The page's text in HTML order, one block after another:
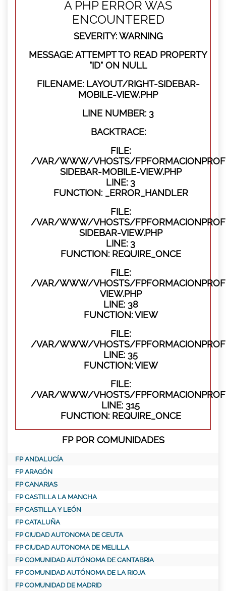
A PHP ERROR WAS
ENCOUNTERED
SEVERITY: WARNING
MESSAGE: ATTEMPT TO READ PROPERTY
"ID" ON NULL
FILENAME: LAYOUT/RIGHT-SIDEBAR-
MOBILE-VIEW.PHP
LINE NUMBER: 3
BACKTRACE:
FILE:
/VAR/WWW/VHOSTS/
SIDEBAR-MOBILE-VIEW.PHP
LINE: 3
FUNCTION: _ERROR_HANDLER
FILE:
/VAR/WWW/VHOSTS/
SIDEBAR-VIEW.PHP
LINE: 3
FUNCTION: REQUIRE_ONCE
FILE:
/VAR/WWW/VHOSTS/
VIEW.PHP
LINE: 38
FUNCTION: VIEW
FILE:
/VAR/WWW/VHOSTS/
LINE: 35
FUNCTION: VIEW
FILE:
/VAR/WWW/VHOSTS/
LINE: 315
FUNCTION: REQUIRE_ONCE
FP POR COMUNIDADES
FP ANDALUCÍA
FP ARAGÓN
FP CANARIAS
FP CASTILLA LA MANCHA
FP CASTILLA Y LEÓN
FP CATALUÑA
FP CIUDAD AUTONOMA DE CEUTA
FP CIUDAD AUTONOMA DE MELILLA
FP COMUNIDAD AUTÓNOMA DE CANTABRIA
FP COMUNIDAD AUTÓNOMA DE LA RIOJA
FP COMUNIDAD DE MADRID